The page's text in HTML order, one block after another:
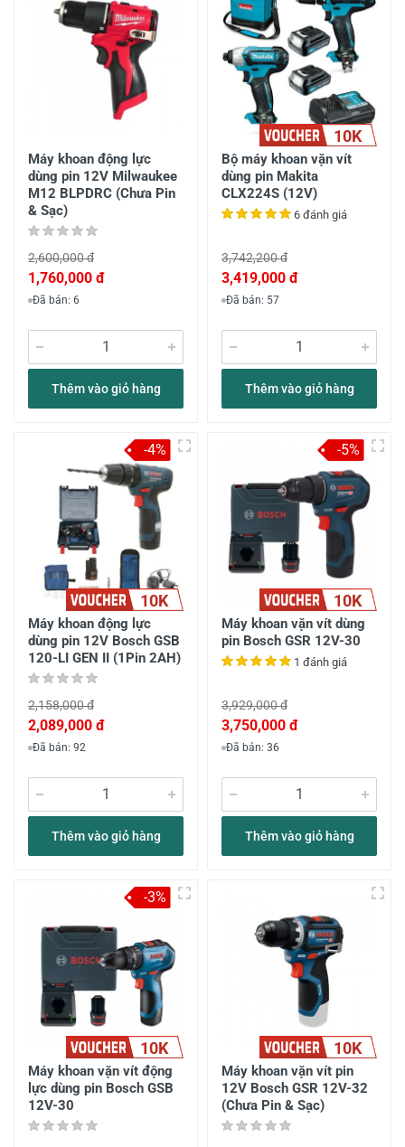
Máy khoan động lực
dùng pin 12V Milwaukee
M12 BLPDRC (Chưa Pin
& Sạc)
2,600,000 đ
1,760,000 đ
Đã bán: 6
Thêm vào giỏ hàng
10K
Bộ máy khoan vặn vít
dùng pin Makita
CLX224S (12V)
6 đánh giá
3,742,200 đ
3,419,000 đ
Đã bán: 57
Thêm vào giỏ hàng
10K
Máy khoan động lực
dùng pin 12V Bosch GSB
120-LI GEN II (1Pin 2AH)
2,158,000 đ
2,089,000 đ
Đã bán: 92
Thêm vào giỏ hàng
-4%
10K
Máy khoan vặn vít dùng
pin Bosch GSR 12V-30
1 đánh giá
3,929,000 đ
3,750,000 đ
Đã bán: 36
Thêm vào giỏ hàng
-5%
10K
Máy khoan vặn vít động
lực dùng pin Bosch GSB
12V-30
-3%
10K
Máy khoan vặn vít pin
12V Bosch GSR 12V-32
(Chưa Pin & Sạc)